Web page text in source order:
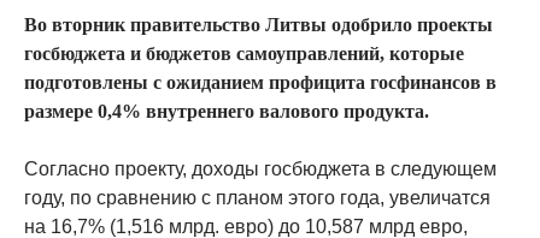
Во вторник правительство Литвы одобрило проекты
госбюджета и бюджетов самоуправлений, которые
подготовлены с ожиданием профицита госфинансов в
размере 0,4% внутреннего валового продукта.
Согласно проекту, доходы госбюджета в следующем
году, по сравнению с планом этого года, увеличатся
на 16,7% (1,516 млрд. евро) до 10,587 млрд евро,